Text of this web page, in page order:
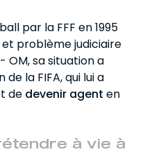
par la FFF en 1995
problème judiciaire
OM, sa situation a
la FIFA, qui lui a
de devenir agent en
à vie à